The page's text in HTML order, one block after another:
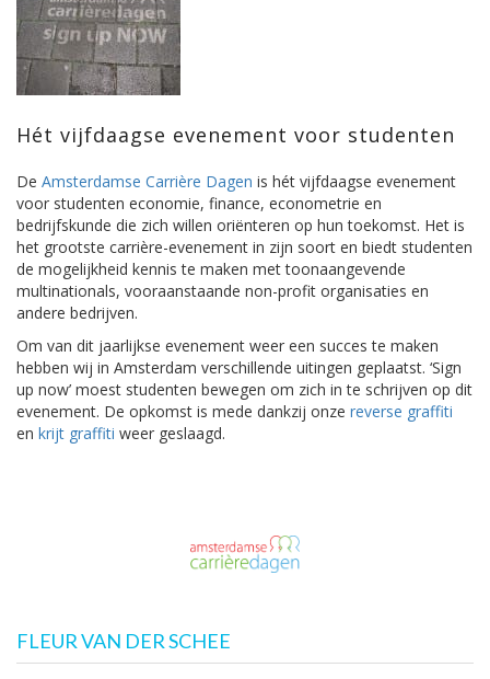
Hét vijfdaagse evenement voor studenten
De Amsterdamse Carrière Dagen is hét vijfdaagse evenement
voor studenten economie, finance, econometrie en
bedrijfskunde die zich willen oriënteren op hun toekomst. Het is
het grootste carrière-evenement in zijn soort en biedt studenten
de mogelijkheid kennis te maken met toonaangevende
multinationals, vooraanstaande non-profit organisaties en
andere bedrijven.
Om van dit jaarlijkse evenement weer een succes te maken
hebben wij in Amsterdam verschillende uitingen geplaatst. ‘Sign
up now’ moest studenten bewegen om zich in te schrijven op dit
evenement. De opkomst is mede dankzij onze reverse graffiti
en krijt graffiti weer geslaagd.
FLEUR VAN DER SCHEE